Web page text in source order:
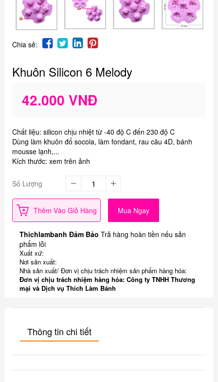
Chia sẻ:
Khuôn Silicon 6 Melody
42.000 VNĐ
Chất liệu: silicon chịu nhiệt từ -40 độ C đến 230 độ C
Dùng làm khuôn đổ socola, làm fondant, rau câu 4D, bánh
mousse lạnh,...
Kích thước: xem trên ảnh
Số Lượng
Thêm Vào Giỏ Hàng Mua Ngay
Thichlambanh Đảm Bảo Trả hàng hoàn tiền nếu sản
phẩm lỗi
Xuất xứ:
Nơi sản xuất:
Nhà sản xuất/ Đơn vị chịu trách nhiệm sản phẩm hàng hóa:
Đơn vị chịu trách nhiệm hàng hóa: Công ty TNHH Thương
mại và Dịch vụ Thích Làm Bánh
Thông tin chi tiết